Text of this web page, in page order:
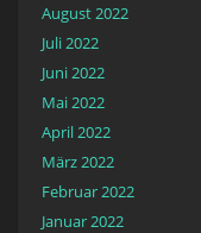
August 2022
Juli 2022
Juni 2022
Mai 2022
April 2022
März 2022
Februar 2022
Januar 2022